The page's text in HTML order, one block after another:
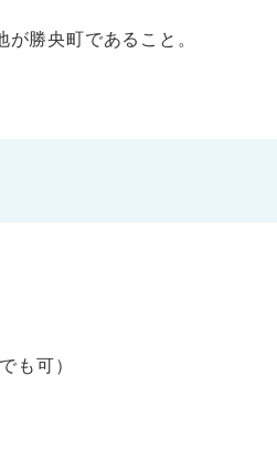
勝央町であること。
も可）